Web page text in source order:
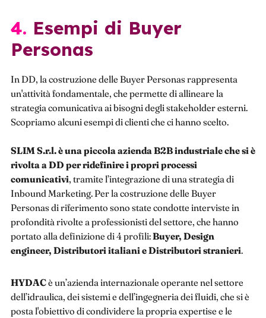
4. Esempi di Buyer
Personas
In DD, la costruzione delle Buyer Personas rappresenta
un'attività fondamentale, che permette di allineare la
strategia comunicativa ai bisogni degli stakeholder esterni.
Scopriamo alcuni esempi di clienti che ci hanno scelto.
SLIM S.r.l.è una piccola azienda B2B industriale che si è
rivolta a DD per ridefinire i propri processi
comunicativi, tramite l’integrazione di una strategia di
Inbound Marketing. Per la costruzione delle Buyer
Personas di riferimento sono state condotte interviste in
profondità rivolte a professionisti del settore, che hanno
portato alla definizione di 4 profili:Buyer, Design
engineer, Distributori italiani e Distributori stranieri.
HYDACè un’azienda internazionale operante nel settore
dell’idraulica, dei sistemi e dell’ingegneria dei fluidi, che si è
posta l'obiettivo di condividere la propria expertise e le